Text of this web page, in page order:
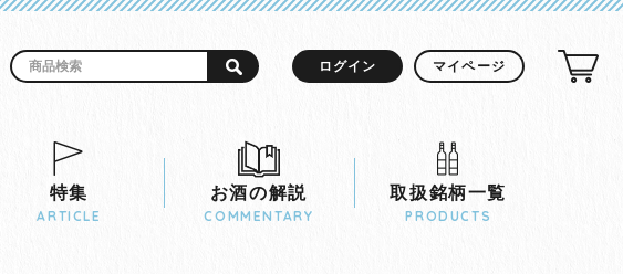
ログイン マイページ
特集
ARTICLE
お酒の解説
COMMENTARY
取扱銘柄一覧
PRODUCTS